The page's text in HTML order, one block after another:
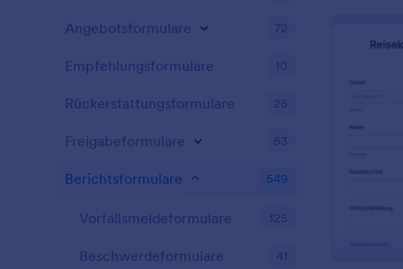
Foto- oder
Angebotsformulare 72
Empfehlungsformulare 10
Rückerstattungsformulare 25
Freigabeformulare 53
Berichtsformulare 549
Vorfallsmeldeformulare 125
Beschwerdeformulare 41